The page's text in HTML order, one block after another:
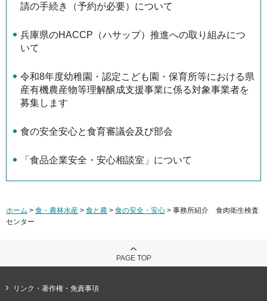
請の手続き（予約が必要）について
兵庫県のHACCP（ハサップ）推進への取り組みにつ
いて
令和8年度幼稚園・認定こども園・保育所等における県
産有機農産物等理解醸成支援事業に係る対象事業者を
募集します
食の安全安心と食育審議会及び部会
「食品企業安全・安心相談室」について
ホーム > 食・農林水産 > 食と農 > 食の安全・安心 > 事務所紹介 食肉衛生検査
センター
PAGE TOP
リンク・著作権・免責事項